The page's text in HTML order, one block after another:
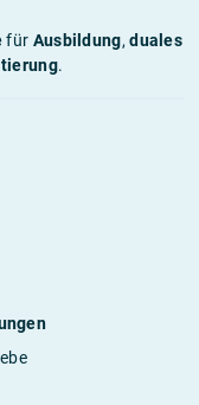
für Ausbildung,duales
.